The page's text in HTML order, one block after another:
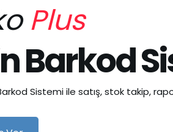
Plus
Barkod
Barkod Sistemi ile satış, stok takip,